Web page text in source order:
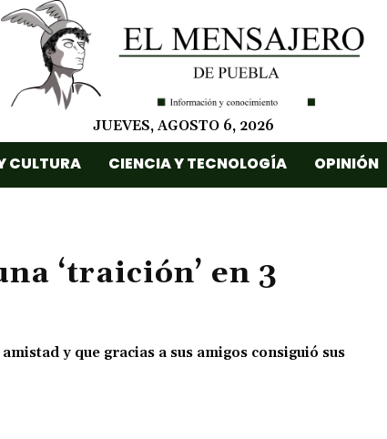
JUEVES, AGOSTO 6, 2026
CULTURA CIENCIA Y TECNOLOGÍA OPINIÓN
‘traición’ en 3
y que gracias a sus amigos consiguió sus